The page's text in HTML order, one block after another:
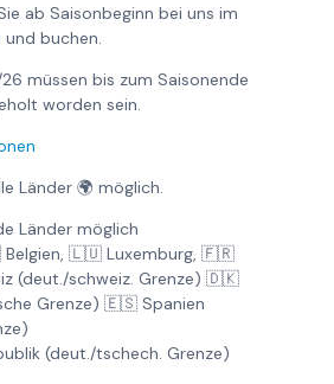
ab Saisonbeginn bei uns im
und buchen.
müssen bis zum Saisonende
worden sein.
Länder 🌍 möglich.
Länder möglich
🇱🇺 Luxemburg, 🇫🇷
(deut./schweiz. Grenze) 🇩🇰
Grenze) 🇪🇸 Spanien
(deut./tschech. Grenze)